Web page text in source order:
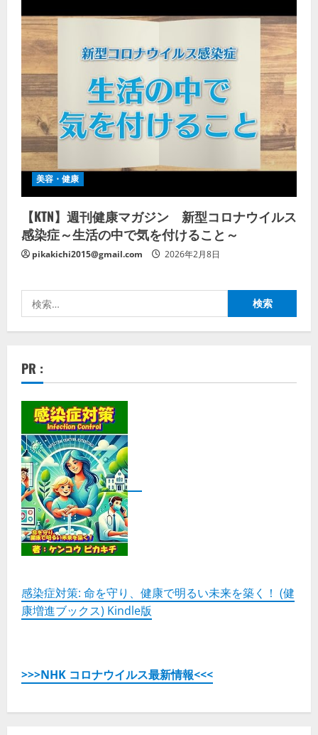
美容・健康
【KTN】週刊健康マガジン 新型コロナウイルス
感染症～生活の中で気を付けること～
pikakichi2015@gmail.com 2026年2月8日
索:
PR :
感染症対策: 命を守り、健康で明るい未来を築く！ (健
康増進ブックス) Kindle版
>>>NHK コロナウイルス最新情報<<<